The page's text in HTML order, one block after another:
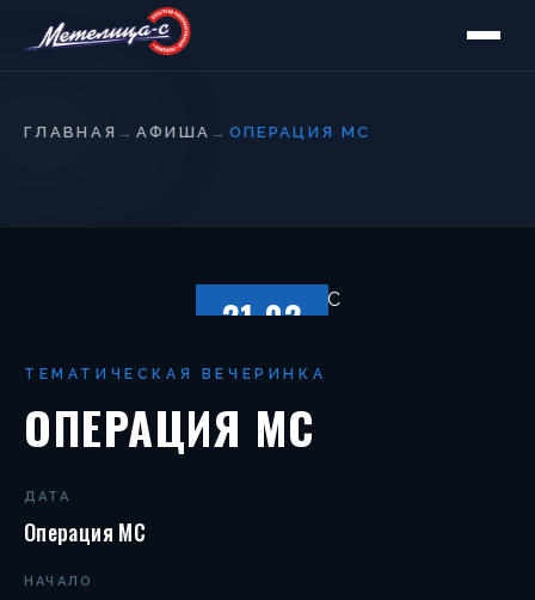
ГЛАВНАЯ → АФИША → ОПЕРАЦИЯ MC
21.02
ТЕМАТИЧЕСКАЯ ВЕЧЕРИНКА
ОПЕРАЦИЯ MC
ДАТА
Операция MC
НАЧАЛО